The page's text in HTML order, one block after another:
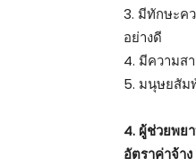
3. มีทักษะค
อย่างดี
4. มีความส
5. มนุษยสัม
4. ผู้ช่วยพย
อัตราค่าจ้าง